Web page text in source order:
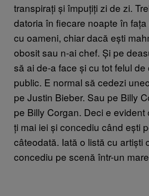
transpirați și împuțiți zi de zi.
datoria în fiecare noapte în
cu oameni, chiar dacă ești
obosit sau n-ai chef. Și pe
să ai de-a face și cu tot felul de
public. E normal să cedezi
pe Justin Bieber. Sau pe Billy
pe Billy Corgan. Deci e evident
ți mai iei și concediu când ești
câteodată. Iată o listă cu artiști
concediu pe scenă într-un